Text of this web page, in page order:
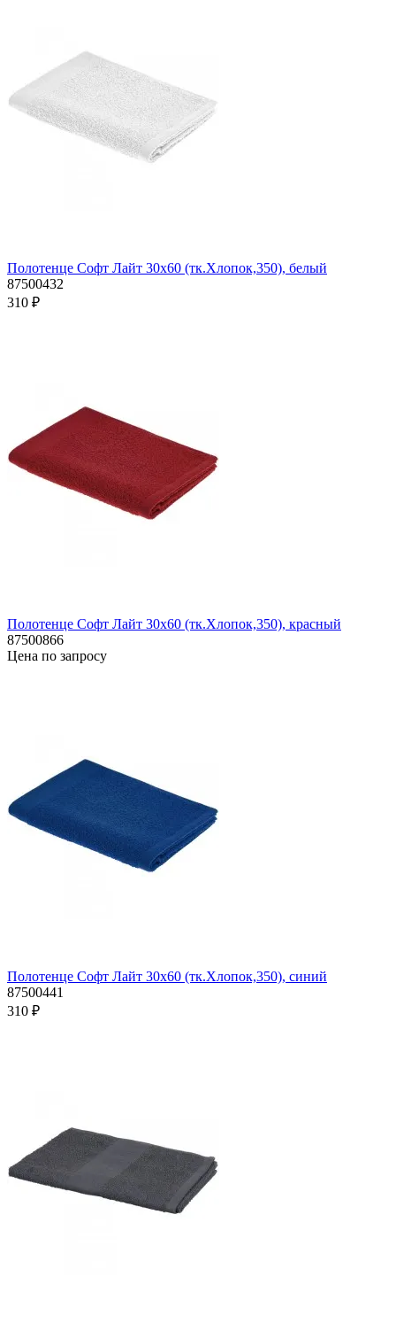
Полотенце Софт Лайт 30х60 (тк.Хлопок,350), белый
87500432
310 ₽
Полотенце Софт Лайт 30х60 (тк.Хлопок,350), красный
87500866
Цена по запросу
Полотенце Софт Лайт 30х60 (тк.Хлопок,350), синий
87500441
310 ₽